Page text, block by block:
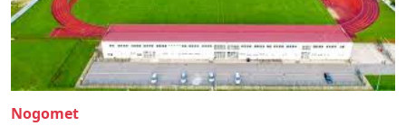
Nogomet